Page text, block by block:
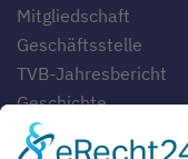
Mitgliedschaft
Geschäftsstelle
TVB-Jahresbericht
Geschichte
Gaststätten